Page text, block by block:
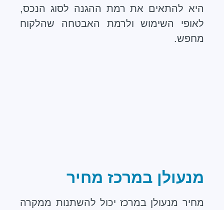
היא להתאים את רמת ההגנה לסוג הנכס,
לאופי השימוש ולרמת האבטחה שהלקוח
מחפש.
מנעולן במרכז מחיר
מחיר מנעולן במרכז יכול להשתנות ממקרה